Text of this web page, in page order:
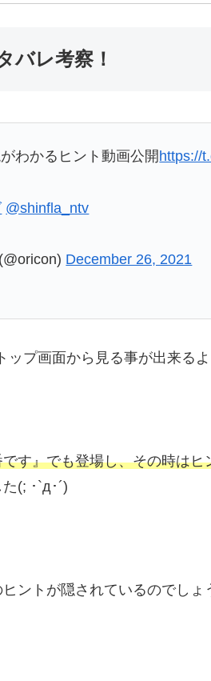
バレ考察！
わかるヒント動画公開 https://
@shinfla_ntv
December 26, 2021
プ画面から見る事が出来るよ
す』でも登場し、その時はヒ
(; ･`д･´)
ントが隠されているのでしょ